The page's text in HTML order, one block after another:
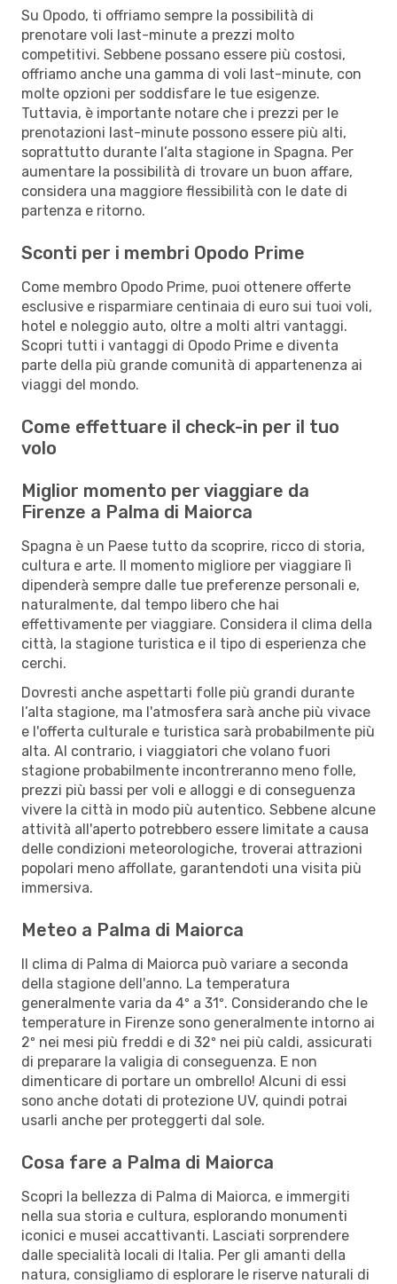
Su Opodo, ti offriamo sempre la possibilità di
prenotare voli last-minute a prezzi molto
competitivi. Sebbene possano essere più costosi,
offriamo anche una gamma di voli last-minute, con
molte opzioni per soddisfare le tue esigenze.
Tuttavia, è importante notare che i prezzi per le
prenotazioni last-minute possono essere più alti,
soprattutto durante l’alta stagione in Spagna. Per
aumentare la possibilità di trovare un buon affare,
considera una maggiore flessibilità con le date di
partenza e ritorno.
Sconti per i membri Opodo Prime
Come membro Opodo Prime, puoi ottenere offerte
esclusive e risparmiare centinaia di euro sui tuoi voli,
hotel e noleggio auto, oltre a molti altri vantaggi.
Scopri tutti i vantaggi di Opodo Prime e diventa
parte della più grande comunità di appartenenza ai
viaggi del mondo.
Come effettuare il check-in per il tuo
volo
Miglior momento per viaggiare da
Firenze a Palma di Maiorca
Spagna è un Paese tutto da scoprire, ricco di storia,
cultura e arte. Il momento migliore per viaggiare lì
dipenderà sempre dalle tue preferenze personali e,
naturalmente, dal tempo libero che hai
effettivamente per viaggiare. Considera il clima della
città, la stagione turistica e il tipo di esperienza che
cerchi.
Dovresti anche aspettarti folle più grandi durante
l’alta stagione, ma l'atmosfera sarà anche più vivace
e l'offerta culturale e turistica sarà probabilmente più
alta. Al contrario, i viaggiatori che volano fuori
stagione probabilmente incontreranno meno folle,
prezzi più bassi per voli e alloggi e di conseguenza
vivere la città in modo più autentico. Sebbene alcune
attività all'aperto potrebbero essere limitate a causa
delle condizioni meteorologiche, troverai attrazioni
popolari meno affollate, garantendoti una visita più
immersiva.
Meteo a Palma di Maiorca
Il clima di Palma di Maiorca può variare a seconda
della stagione dell'anno. La temperatura
generalmente varia da 4º a 31º. Considerando che le
temperature in Firenze sono generalmente intorno ai
2º nei mesi più freddi e di 32º nei più caldi, assicurati
di preparare la valigia di conseguenza. E non
dimenticare di portare un ombrello! Alcuni di essi
sono anche dotati di protezione UV, quindi potrai
usarli anche per proteggerti dal sole.
Cosa fare a Palma di Maiorca
Scopri la bellezza di Palma di Maiorca, e immergiti
nella sua storia e cultura, esplorando monumenti
iconici e musei accattivanti. Lasciati sorprendere
dalle specialità locali di Italia. Per gli amanti della
natura, consigliamo di esplorare le riserve naturali di